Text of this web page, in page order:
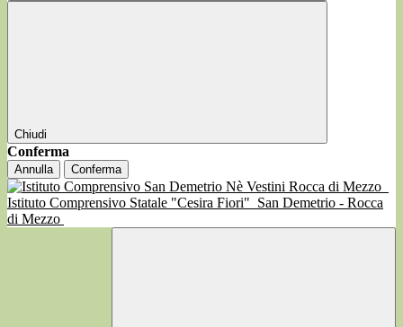
Chiudi
Conferma
Annulla Conferma
Istituto Comprensivo Statale "Cesira Fiori" San Demetrio - Rocca
di Mezzo